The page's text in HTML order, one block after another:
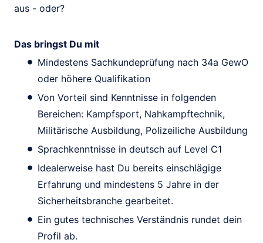
aus - oder?
Das bringst Du mit
Mindestens Sachkundeprüfung nach 34a GewO
oder höhere Qualifikation
Von Vorteil sind Kenntnisse in folgenden
Bereichen: Kampfsport, Nahkampftechnik,
Militärische Ausbildung, Polizeiliche Ausbildung
Sprachkenntnisse in deutsch auf Level C1
Idealerweise hast Du bereits einschlägige
Erfahrung und mindestens 5 Jahre in der
Sicherheitsbranche gearbeitet.
Ein gutes technisches Verständnis rundet dein
Profil ab.